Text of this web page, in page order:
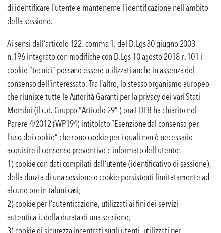
di identificare l’utente e mantenerne l’identificazione nell’ambito
della sessione.
Ai sensi dell’articolo 122, comma 1, del D.Lgs 30 giugno 2003
n.196 integrato con modifiche con D.Lgs 10 agosto 2018 n.101 i
cookie “tecnici” possano essere utilizzati anche in assenza del
consenso dell’interessato. Tra l’altro, lo stesso organismo europeo
che riunisce tutte le Autorità Garanti per la privacy dei vari Stati
Membri (il c.d. Gruppo “Articolo 29” ) ora EDPB ha chiarito nel
Parere 4/2012 (WP194) intitolato “Esenzione dal consenso per
l’uso dei cookie” che sono cookie per i quali non è necessario
acquisire il consenso preventivo e informato dell’utente:
1) cookie con dati compilati dall’utente (identificativo di sessione),
della durata di una sessione o cookie persistenti limitatamente ad
alcune ore in taluni casi;
2) cookie per l’autenticazione, utilizzati ai fini dei servizi
autenticati, della durata di una sessione;
3) cookie di sicurezza incentrati sugli utenti, utilizzati per